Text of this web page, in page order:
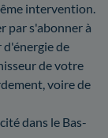
intervention.
par s'abonner à
de
de votre
voire de
dans le Bas-